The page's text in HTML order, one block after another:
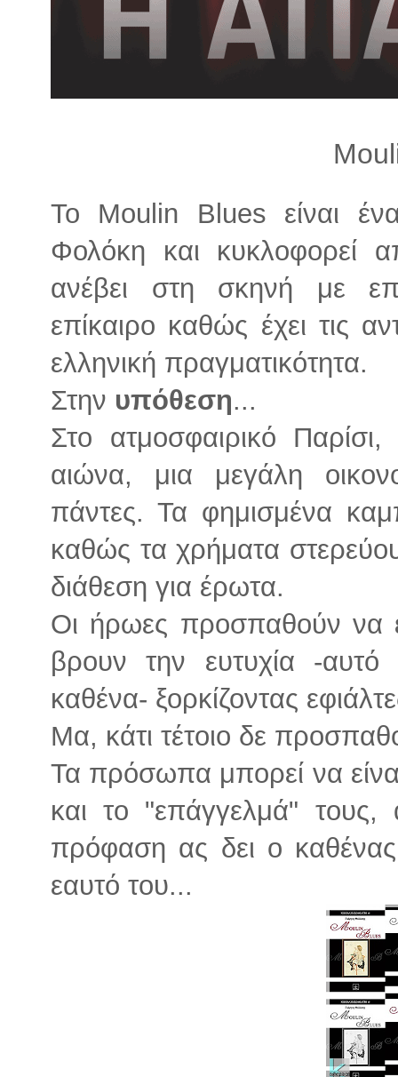
Το Moulin Blues είναι
Φολόκη και κυκλοφορεί
ανέβει στη σκηνή με
επίκαιρο καθώς έχει τις
ελληνική πραγματικότητα.
Στην υπόθεση...
Στο ατμοσφαιρικό
αιώνα, μια μεγάλη
πάντες. Τα φημισμένα
καθώς τα χρήματα
διάθεση για έρωτα.
Οι ήρωες προσπαθούν να
βρουν την ευτυχία -
καθένα- ξορκίζοντας
Μα, κάτι τέτοιο δε
Τα πρόσωπα μπορεί να
και το "επάγγελμά"
πρόφαση ας δει ο
εαυτό του...